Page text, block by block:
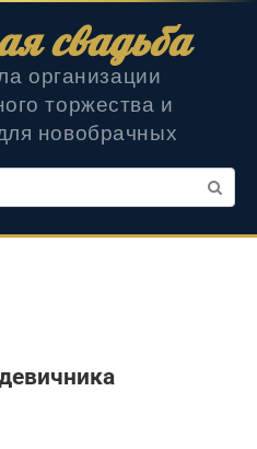
свадьба
организации
торжества и
новобрачных